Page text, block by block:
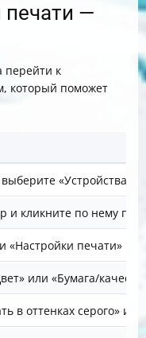
печати —
перейти к
который поможет
«Устройства и
и кликните по нему
«Настройки печати»
или «Бумага/
в оттенках серого»